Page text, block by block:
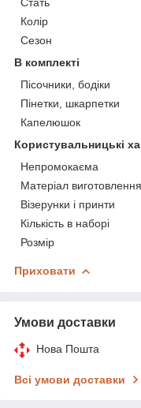
Колір
Сезон
В комплекті
Пісочники, бодіки
Пінетки, шкарпетки
Капелюшок
Користувальницькі
Непромокаєма
Матеріал виготовлення
Візерунки і принти
Кількість в наборі
Розмір
Приховати
Умови доставки
Нова Пошта
Всі умови доставки